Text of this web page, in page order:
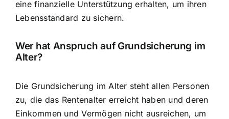
eine finanzielle Unterstützung erhalten, um ihren
Lebensstandard zu sichern.
Wer hat Anspruch auf Grundsicherung im
Alter?
Die Grundsicherung im Alter steht allen Personen
zu, die das Rentenalter erreicht haben und deren
Einkommen und Vermögen nicht ausreichen, um